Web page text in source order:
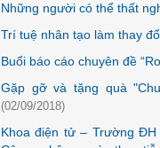
Những người có thể thất
Trí tuệ nhân tạo làm thay
Buổi báo cáo chuyên đề
Gặp gỡ và tặng quà
(02/09/2018)
Khoa điện tử – Trường